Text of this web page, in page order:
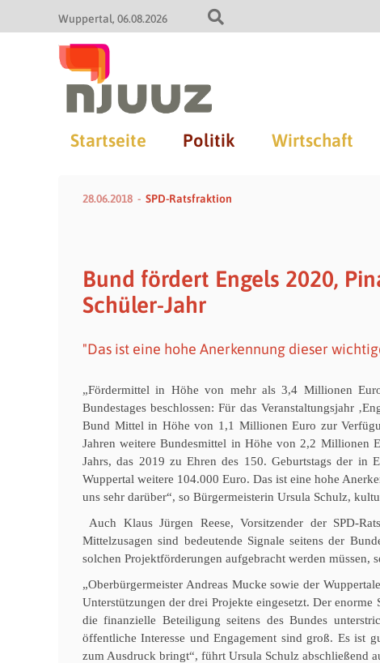
Wuppertal 06.08.2026
Startseite Politik Wirtschaft
28.06.2018 SPD-Ratsfraktion
Bund fördert Engels 2020,
Schüler-Jahr
"Das ist eine hohe Anerkennung dieser
„Fördermittel in Höhe von mehr als 3,4 Millionen
Bundestages beschlossen: Für das Veranstaltungsjahr
Bund Mittel in Höhe von 1,1 Millionen Euro zur
Jahren weitere Bundesmittel in Höhe von 2,2 Millionen
Jahrs, das 2019 zu Ehren des 150. Geburtstags der in
Wuppertal weitere 104.000 Euro. Das ist eine hohe
uns sehr darüber“, so Bürgermeisterin Ursula Schulz,
Auch Klaus Jürgen Reese, Vorsitzender der SPD-
Mittelzusagen sind bedeutende Signale seitens der
solchen Projektförderungen aufgebracht werden müssen,
„Oberbürgermeister Andreas Mucke sowie der
Unterstützungen der drei Projekte eingesetzt. Der
die finanzielle Beteiligung seitens des Bundes
öffentliche Interesse und Engagement sind groß. Es ist
zum Ausdruck bringt“, führt Ursula Schulz abschließend